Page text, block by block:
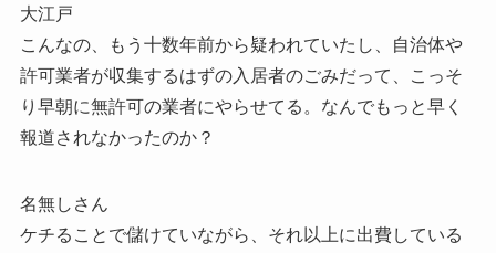
大江戸
こんなの、もう十数年前から疑われていたし、自治体や
許可業者が収集するはずの入居者のごみだって、こっそ
り早朝に無許可の業者にやらせてる。なんでもっと早く
報道されなかったのか？
名無しさん
ケチることで儲けていながら、それ以上に出費している